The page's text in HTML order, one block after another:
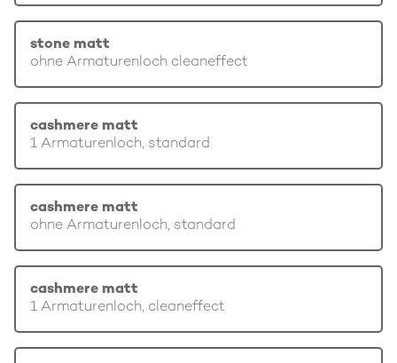
stone matt
ohne Armaturenloch cleaneffect
cashmere matt
1 Armaturenloch, standard
cashmere matt
ohne Armaturenloch, standard
cashmere matt
1 Armaturenloch, cleaneffect